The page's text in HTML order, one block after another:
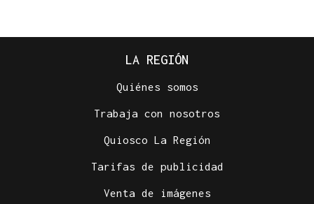
LA REGIÓN
Quiénes somos
Trabaja con nosotros
Quiosco La Región
Tarifas de publicidad
Venta de imágenes